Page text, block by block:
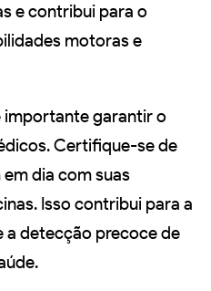
e contribui para o
motoras e
importante garantir o
Certifique-se de
dia com suas
Isso contribui para a
a detecção precoce de